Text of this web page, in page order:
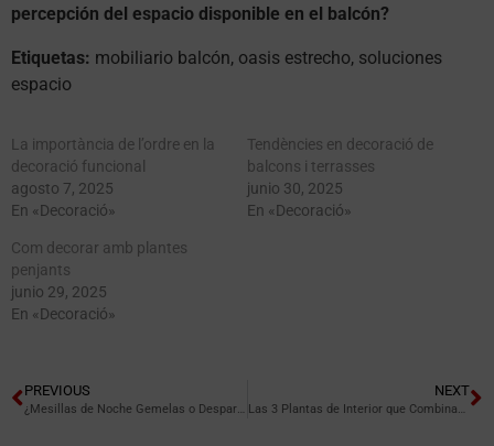
percepción del espacio disponible en el balcón?
Etiquetas: mobiliario balcón, oasis estrecho, soluciones
espacio
La importància de l’ordre en la
decoració funcional
agosto 7, 2025
En «Decoració»
Tendències en decoració de
balcons i terrasses
junio 30, 2025
En «Decoració»
Com decorar amb plantes
penjants
junio 29, 2025
En «Decoració»
PREVIOUS
¿Mesillas de Noche Gemelas o Desparejadas? La Decisión Estilística.
NEXT
Las 3 Plantas de Interior que Combinan con Cualquier Mueble.